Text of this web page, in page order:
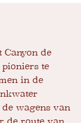
Canyon de
te
in de
wagens van